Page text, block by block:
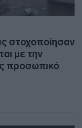
στοχοποίησαν
με την
προσωπικό